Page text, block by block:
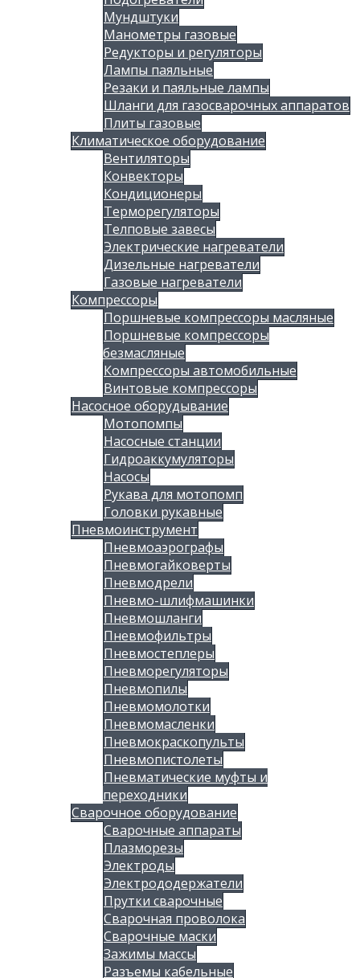
Мундштуки
Манометры газовые
Редукторы и регуляторы
Лампы паяльные
Резаки и паяльные лампы
Шланги для газосварочных аппаратов
Плиты газовые
Климатическое оборудование
Вентиляторы
Конвекторы
Кондиционеры
Терморегуляторы
Телповые завесы
Электрические нагреватели
Дизельные нагреватели
Газовые нагреватели
Компрессоры
Поршневые компрессоры масляные
Поршневые компрессоры
безмасляные
Компрессоры автомобильные
Винтовые компрессоры
Насосное оборудывание
Мотопомпы
Насосные станции
Гидроаккумуляторы
Насосы
Рукава для мотопомп
Головки рукавные
Пневмоинструмент
Пневмоаэрографы
Пневмогайковерты
Пневмодрели
Пневмо-шлифмашинки
Пневмошланги
Пневмофильтры
Пневмостеплеры
Пневморегуляторы
Пневмопилы
Пневмомолотки
Пневмомасленки
Пневмокраскопульты
Пневмопистолеты
Пневматические муфты и
переходники
Сварочное оборудование
Сварочные аппараты
Плазморезы
Электроды
Электрододержатели
Прутки сварочные
Сварочная проволока
Сварочные маски
Зажимы массы
Разъемы кабельные